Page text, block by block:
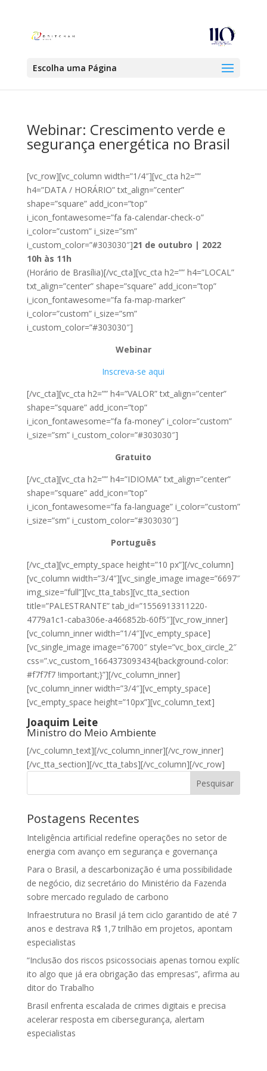
Escolha uma Página
Webinar: Crescimento verde e
segurança energética no Brasil
[vc_row][vc_column width=”1/4″][vc_cta h2=””
h4=”DATA / HORÁRIO” txt_align=”center”
shape=”square” add_icon=”top”
i_icon_fontawesome=”fa fa-calendar-check-o”
i_color=”custom” i_size=”sm”
i_custom_color=”#303030″]21 de outubro | 2022
10h às 11h
(Horário de Brasília)[/vc_cta][vc_cta h2=”” h4=”LOCAL”
txt_align=”center” shape=”square” add_icon=”top”
i_icon_fontawesome=”fa fa-map-marker”
i_color=”custom” i_size=”sm”
i_custom_color=”#303030″]
Webinar
Inscreva-se aqui
[/vc_cta][vc_cta h2=”” h4=”VALOR” txt_align=”center”
shape=”square” add_icon=”top”
i_icon_fontawesome=”fa fa-money” i_color=”custom”
i_size=”sm” i_custom_color=”#303030″]
Gratuito
[/vc_cta][vc_cta h2=”” h4=”IDIOMA” txt_align=”center”
shape=”square” add_icon=”top”
i_icon_fontawesome=”fa fa-language” i_color=”custom”
i_size=”sm” i_custom_color=”#303030″]
Português
[/vc_cta][vc_empty_space height=”10 px”][/vc_column]
[vc_column width=”3/4″][vc_single_image image=”6697″
img_size=”full”][vc_tta_tabs][vc_tta_section
title=”PALESTRANTE” tab_id=”1556913311220-
4779a1c1-caba306e-a466852b-60f5″][vc_row_inner]
[vc_column_inner width=”1/4″][vc_empty_space]
[vc_single_image image=”6700″ style=”vc_box_circle_2″
css=”.vc_custom_1664373093434{background-color:
#f7f7f7 !important;}”][/vc_column_inner]
[vc_column_inner width=”3/4″][vc_empty_space]
[vc_empty_space height=”10px”][vc_column_text]
Joaquim Leite
Ministro do Meio Ambiente
[/vc_column_text][/vc_column_inner][/vc_row_inner]
[/vc_tta_section][/vc_tta_tabs][/vc_column][/vc_row]
Pesquisar
Postagens Recentes
Inteligência artificial redefine operações no setor de
energia com avanço em segurança e governança
Para o Brasil, a descarbonização é uma possibilidade
de negócio, diz secretário do Ministério da Fazenda
sobre mercado regulado de carbono
Infraestrutura no Brasil já tem ciclo garantido de até 7
anos e destrava R$ 1,7 trilhão em projetos, apontam
especialistas
“Inclusão dos riscos psicossociais apenas tornou explíc
ito algo que já era obrigação das empresas”, afirma au
ditor do Trabalho
Brasil enfrenta escalada de crimes digitais e precisa
acelerar resposta em cibersegurança, alertam
especialistas